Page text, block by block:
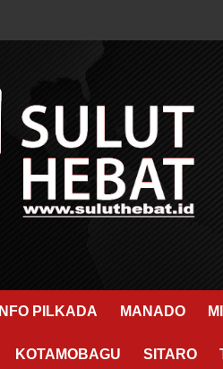
INFO PILKADA MANADO
KOTAMOBAGU SITARO